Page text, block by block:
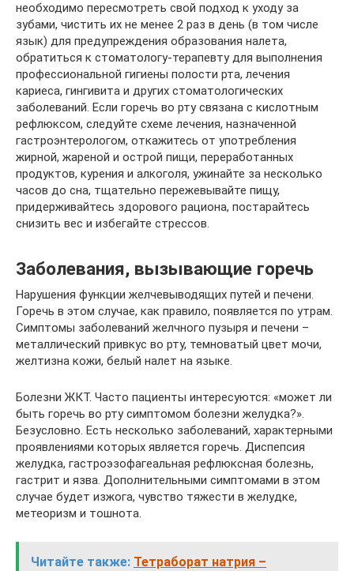
необходимо пересмотреть свой подход к уходу за
зубами, чистить их не менее 2 раз в день (в том числе
язык) для предупреждения образования налета,
обратиться к стоматологу-терапевту для выполнения
профессиональной гигиены полости рта, лечения
кариеса, гингивита и других стоматологических
заболеваний. Если горечь во рту связана с кислотным
рефлюксом, следуйте схеме лечения, назначенной
гастроэнтерологом, откажитесь от употребления
жирной, жареной и острой пищи, переработанных
продуктов, курения и алкоголя, ужинайте за несколько
часов до сна, тщательно пережевывайте пищу,
придерживайтесь здорового рациона, постарайтесь
снизить вес и избегайте стрессов.
Заболевания, вызывающие горечь
Нарушения функции желчевыводящих путей и печени.
Горечь в этом случае, как правило, появляется по утрам.
Симптомы заболеваний желчного пузыря и печени –
металлический привкус во рту, темноватый цвет мочи,
желтизна кожи, белый налет на языке.
Болезни ЖКТ. Часто пациенты интересуются: «может ли
быть горечь во рту симптомом болезни желудка?».
Безусловно. Есть несколько заболеваний, характерными
проявлениями которых является горечь. Диспепсия
желудка, гастроэзофагеальная рефлюксная болезнь,
гастрит и язва. Дополнительными симптомами в этом
случае будет изжога, чувство тяжести в желудке,
метеоризм и тошнота.
Читайте также: Тетраборат натрия –